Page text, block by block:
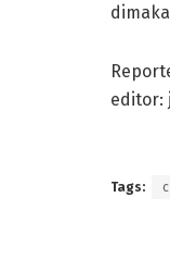
editor:
Tags: